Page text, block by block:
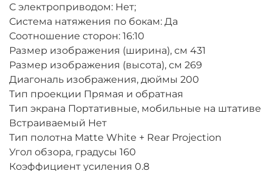
С электроприводом: Нет;
Система натяжения по бокам: Да
Соотношение сторон: 16:10
Размер изображения (ширина), см 431
Размер изображения (высота), см 269
Диагональ изображения, дюймы 200
Тип проекции Прямая и обратная
Тип экрана Портативные, мобильные на штативе
Встраиваемый Нет
Тип полотна Matte White + Rear Projection
Угол обзора, градусы 160
Коэффициент усиления 0.8